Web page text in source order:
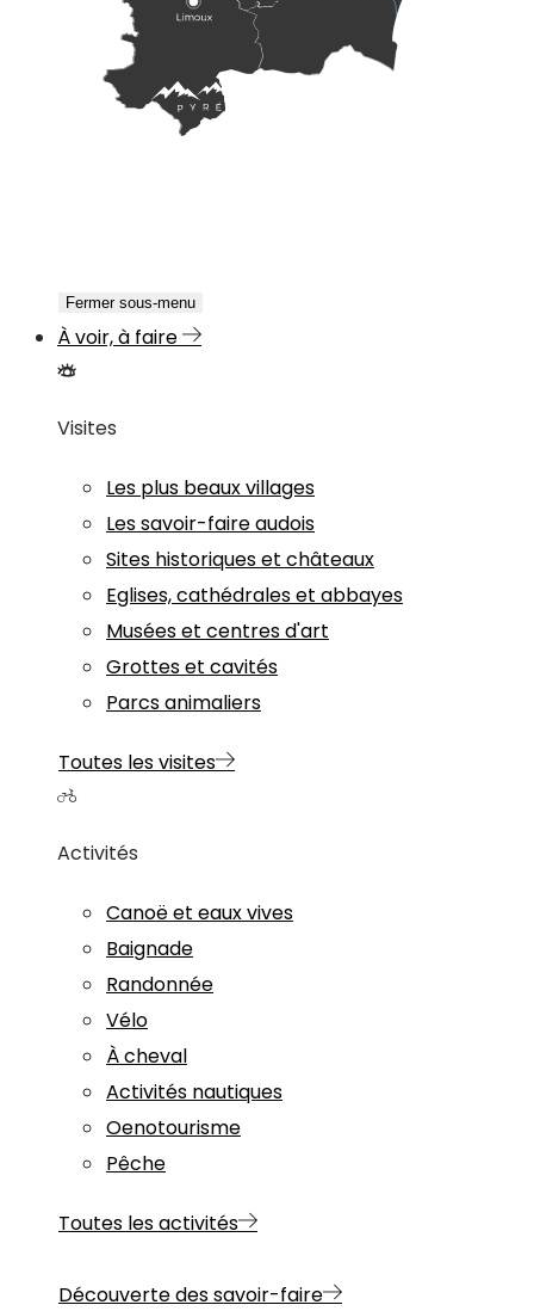
Fermer sous-menu
À voir, à faire
Visites
Les plus beaux villages
Les savoir-faire audois
Sites historiques et châteaux
Eglises, cathédrales et abbayes
Musées et centres d'art
Grottes et cavités
Parcs animaliers
Toutes les visites
Activités
Canoë et eaux vives
Baignade
Randonnée
Vélo
À cheval
Activités nautiques
Oenotourisme
Pêche
Toutes les activités
Découverte des savoir-faire